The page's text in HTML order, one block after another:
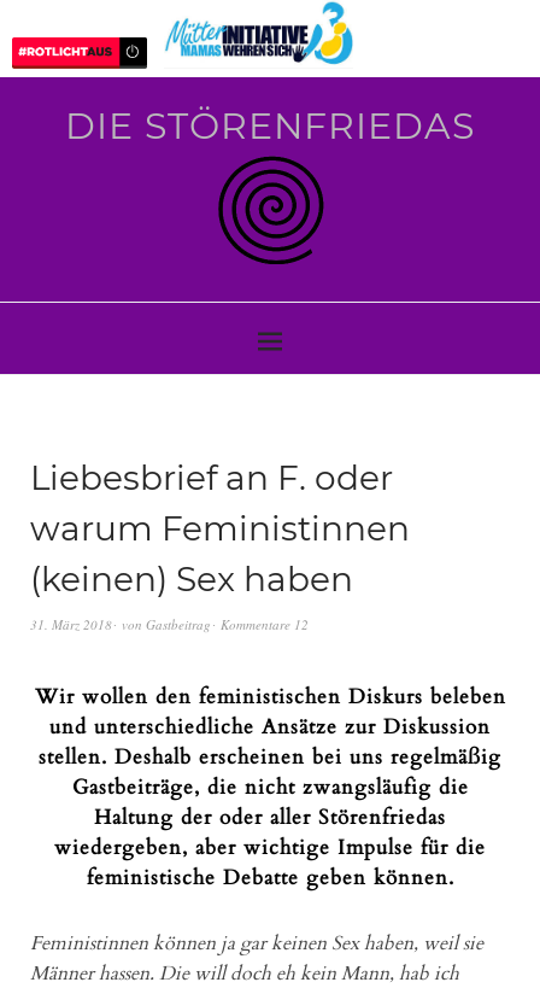
DIE STÖRENFRIEDAS
Liebesbrief an F. oder
warum Feministinnen
(keinen) Sex haben
31. März 2018 von Gastbeitrag Kommentare 12
Wir wollen den feministischen Diskurs beleben
und unterschiedliche Ansätze zur Diskussion
stellen. Deshalb erscheinen bei uns regelmäßig
Gastbeiträge, die nicht zwangsläufig die
Haltung der oder aller Störenfriedas
wiedergeben, aber wichtige Impulse für die
feministische Debatte geben können.
Feministinnen können ja gar keinen Sex haben, weil sie
Männer hassen. Die will doch eh kein Mann, hab ich